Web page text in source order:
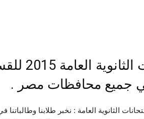
التعليم|
جميع محافظات مصر .
الثانوية العامة : نخبر طلابنا